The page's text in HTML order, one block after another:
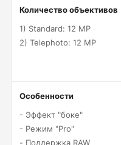
Количество объективов
1) Standard: 12 MP
2) Telephoto: 12 MP
Особенности
- Эффект "боке"
- Режим "Pro"
- Поддержка RAW